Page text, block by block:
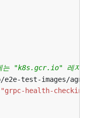
는 "k8s.gcr.io" 레지스
test-images/
"grpc-health-checking"